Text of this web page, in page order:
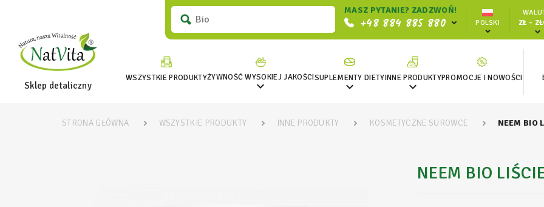
Sklep detaliczny
MASZ PYTANIE? ZADZWOŃ!
+48 884 885 880 POLSKI
ZŁ -
WSZYSTKIE PRODUKTYŻYWNOŚĆ WYSOKIEJ JAKOŚCI

SUPLEMENTY DIETY

INNE PRODUKTY

PROMOCJE I NOWOŚCI
STRONA GŁÓWNA WSZYSTKIE PRODUKTY INNE PRODUKTY KOSMETYCZNE SUROWCE NEEM BIO
NEEM BIO